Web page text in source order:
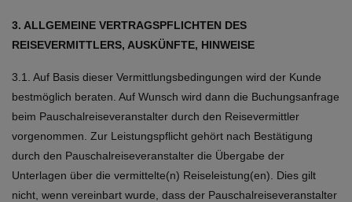
3. ALLGEMEINE VERTRAGSPFLICHTEN DES
REISEVERMITTLERS, AUSKÜNFTE, HINWEISE
3.1. Auf Basis dieser Vermittlungsbedingungen wird der Kunde
bestmöglich beraten. Auf Wunsch wird dann die Buchungsanfrage
beim Pauschalreiseveranstalter durch den Reisevermittler
vorgenommen. Zur Leistungspflicht gehört nach Bestätigung
durch den Pauschalreiseveranstalter die Übergabe der
Unterlagen über die vermittelte(n) Reiseleistung(en). Dies gilt
nicht, wenn vereinbart wurde, dass der Pauschalreiseveranstalter